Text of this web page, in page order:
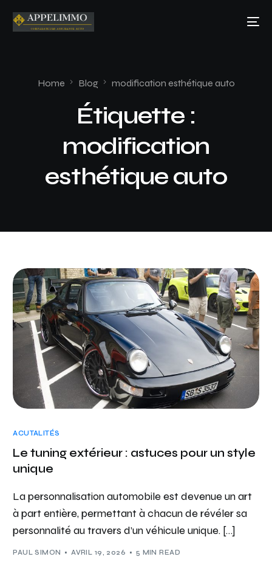
Home Blog modification esthétique auto
Étiquette :
modification
esthétique auto
ACUTALITÉS
Le tuning extérieur : astuces pour un style
unique
La personnalisation automobile est devenue un art
à part entière, permettant à chacun de révéler sa
personnalité au travers d’un véhicule unique. […]
PAUL SIMON AVRIL 19, 2026 5 MIN READ